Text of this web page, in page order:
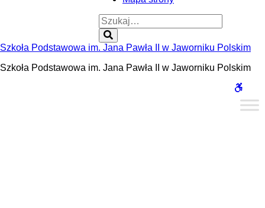
Szukaj:
Szkoła Podstawowa im. Jana Pawła II w Jaworniku Polskim
Szkoła Podstawowa im. Jana Pawła II w Jaworniku Polskim